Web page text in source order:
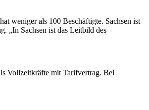
weniger als 100 Beschäftigte. Sachsen ist
„In Sachsen ist das Leitbild des
Vollzeitkräfte mit Tarifvertrag. Bei